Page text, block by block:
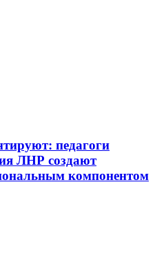
педагоги
ЛНР создают
компонентом